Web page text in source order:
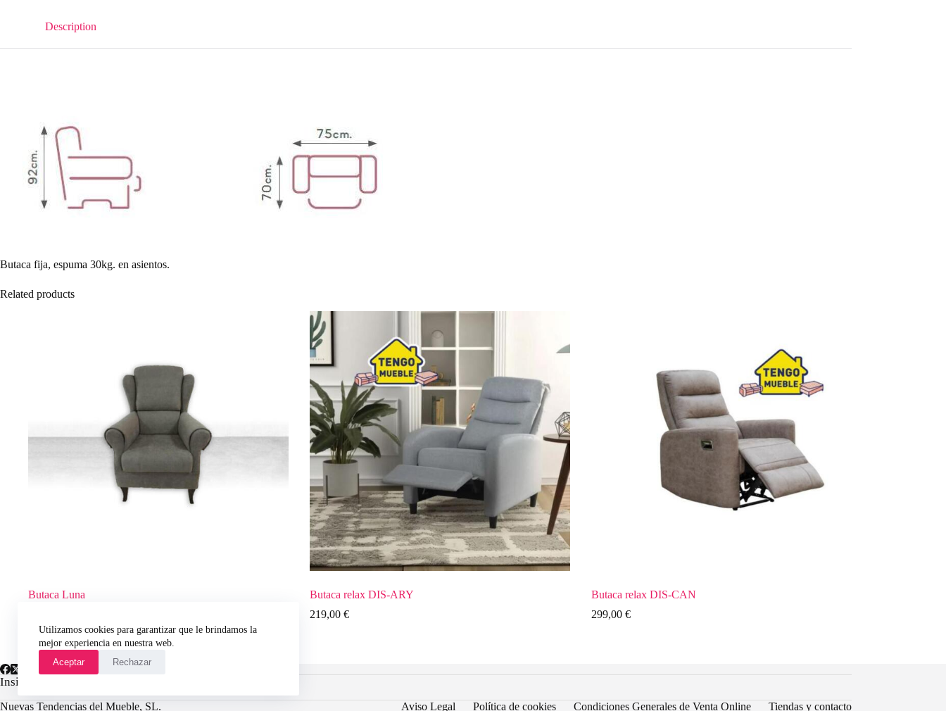
Utilizamos cookies para garantizar que le brindamos la
mejor experiencia en nuestra web.
Aceptar
Rechazar
Description
Butaca fija, espuma 30kg. en asientos.
Related products
Butaca Luna
Butaca relax DIS-ARY
219,00 €
Butaca relax DIS-CAN
299,00 €
Insights
Nuevas Tendencias del Mueble, SL. Aviso Legal Política de cookies Condiciones Generales de Venta Online Tiendas y contacto